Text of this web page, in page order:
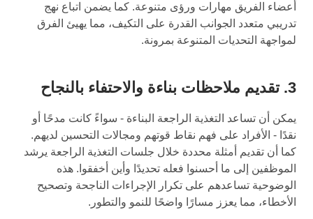
أعضاء الفريق مهارات ورؤى متنوعة. كما يضمن اتباع نهج
تدريبي متعدد الجوانب القدرة على التكيف، مما يهيئ الفرق
لمواجهة التحديات المتنوعة بمرونة.
3. تقديم ملاحظات بناءة والاحتفاء بالنجاح
يمكن أن تساعد التغذية الراجعة البناءة - سواءً كانت مدحًا أو
نقدًا - الأفراد على فهم نقاط قوتهم ومجالات التحسين لديهم.
كما أن تقديم أمثلة محددة خلال جلسات التغذية الراجعة يرشد
الموظفين إلى ما أحسنوا فعله تحديدًا وأين أخفقوا. هذه
الوضوحية تساعدهم على تكرار الإجراءات الناجحة وتصحيح
الأخطاء، مما يعزز مسارًا واضحًا للنمو والتطور.